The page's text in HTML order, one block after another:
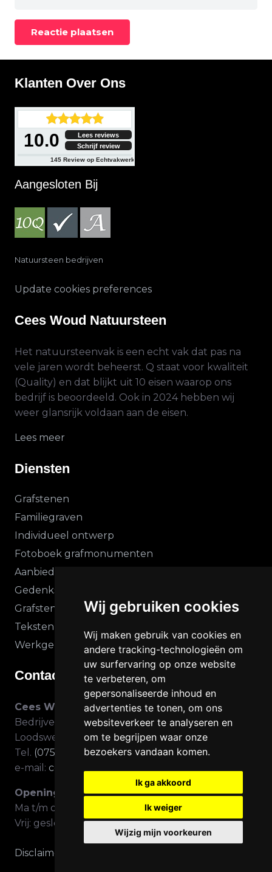
Wij gebruiken cookies
Wij maken gebruik van cookies en
andere tracking-technologieën om
uw surfervaring op onze website
te verbeteren, om
gepersonaliseerde inhoud en
advertenties te tonen, om ons
websiteverkeer te analyseren en
om te begrijpen waar onze
bezoekers vandaan komen.
Ik ga akkoord
Ik weiger
Wijzig mijn voorkeuren
Reactie plaatsen
Klanten Over Ons
10.0
Lees reviews
Schrijf review
145 Review op Echtvakwerk
Aangesloten Bij
Natuursteen bedrijven
Update cookies preferences
Cees Woud Natuursteen
Het natuursteenvak is een echt vak dat pas na
vele jaren wordt beheerst. Q staat voor kwaliteit
(Quality) en dat blijkt uit 10 eisen waarop ons
bedrijf is beoordeeld. Ook in 2024 hebben wij
weer glansrijk voldaan aan de eisen.
Lees meer
Diensten
Grafstenen
Familiegraven
Individueel ontwerp
Fotoboek grafmonumenten
Aanbiedingen
Gedenkstenen vanaf Prijzen
Grafstenen laten maken
Teksten Grafsteen
Werkgebied
Contact gegevens
Cees Woud Natuursteen
Bedrijventerrein Molletjesveer
Loodsweg 9 – 1525 RH Westknollendam
Tel. (075) 640 34 74
e-mail: ceeswoud@online.nl
Openingstijden winkel
Ma t/m do: 10.00 – 17.00
Vrij: gesloten
Disclaimer beeldmateriaal